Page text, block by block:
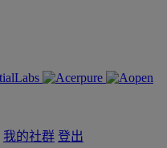
我的社群 登出